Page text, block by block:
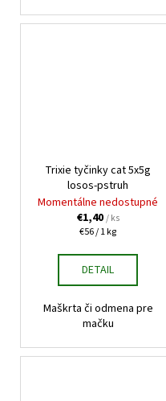
Trixie tyčinky cat 5x5g
losos-pstruh
Momentálne nedostupné
€1,40/ ks
Jednotková
€56 / 1 kg
DETAIL
Maškrta či odmena pre
mačku